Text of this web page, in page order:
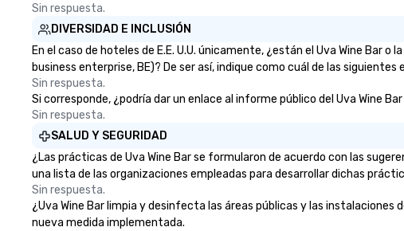
Sin respuesta.
DIVERSIDAD E INCLUSIÓN
En el caso de hoteles de E.E. U.U. únicamente, ¿están el Uva Wine Bar
business enterprise, BE)? De ser así, indique como cuál de las
Sin respuesta.
Si corresponde, ¿podría dar un enlace al informe público del Uva Wine
Sin respuesta.
SALUD Y SEGURIDAD
¿Las prácticas de Uva Wine Bar se formularon de acuerdo con las
una lista de las organizaciones empleadas para desarrollar dichas
Sin respuesta.
¿Uva Wine Bar limpia y desinfecta las áreas públicas y las instalaciones
nueva medida implementada.